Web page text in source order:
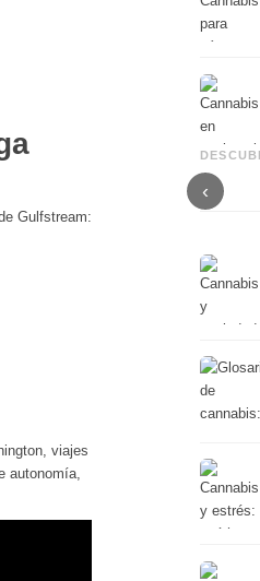
Gulfstream:
viajes
autonomía,
‹